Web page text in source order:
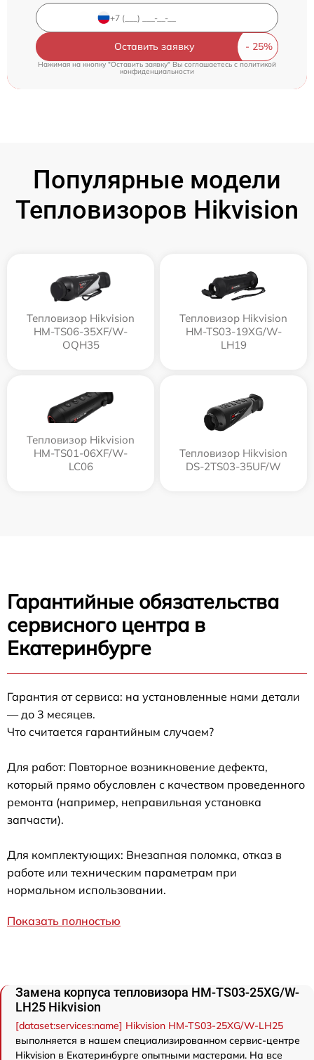
Оставить заявку
Нажимая на кнопку "Оставить заявку" Вы соглашаетесь cполитикой
конфиденциальности
Популярные модели
Тепловизоров Hikvision
Тепловизор Hikvision
HM-TS06-35XF/W-
OQH35
Тепловизор Hikvision
HM-TS03-19XG/W-
LH19
Тепловизор Hikvision
HM-TS01-06XF/W-
LC06
Тепловизор Hikvision
DS-2TS03-35UF/W
Гарантийные обязательства
сервисного центра в
Екатеринбурге
Гарантия от сервиса: на установленные нами детали
— до 3 месяцев.
Что считается гарантийным случаем?
Для работ: Повторное возникновение дефекта,
который прямо обусловлен с качеством проведенного
ремонта (например, неправильная установка
запчасти).
Для комплектующих: Внезапная поломка, отказ в
работе или техническим параметрам при
нормальном использовании.
Показать полностью
Замена корпуса тепловизора HM-TS03-25XG/W-
LH25 Hikvision
[dataset:services:name] Hikvision HM-TS03-25XG/W-LH25
выполняется в нашем специализированном сервис-центре
Hikvision в Екатеринбурге опытными мастерами. На все